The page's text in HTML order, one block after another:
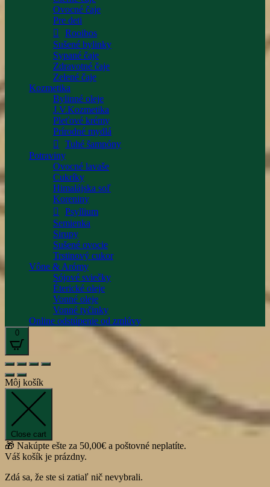
Ovocné čaje
Pre deti
Rooibos
Sušené bylinky
Sypané čaje
Zdravotné čaje
Zelené čaje
Kozmetika
Bylinné oleje
J.V.Kozmetika
Pleťové krémy
Prírodné mydlá
Tuhé šampóny
Potraviny
Ovocné lavaše
Cukríky
Himalájska soľ
Koreniny
Psyllium
Semienka
Sirupy
Sušené ovocie
Trstinový cukor
Vône & Arómy
Sójové sviečky
Éterické oleje
Vonné oleje
Vonné tyčinky
Online odstúpenie od zmlúvy
0
Môj košík
Close cart
🎁 Nakúpte ešte za 50,00€ a poštovné neplatíte.
Váš košík je prázdny.
Zdá sa, že ste si zatiaľ nič nevybrali.